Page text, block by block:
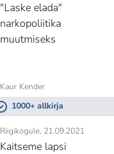
"Laske elada"
narkopoliitika
muutmiseks
Kaur Kender
1000+ allkirja
Riigikogule 21.09.2021
Kaitseme lapsi